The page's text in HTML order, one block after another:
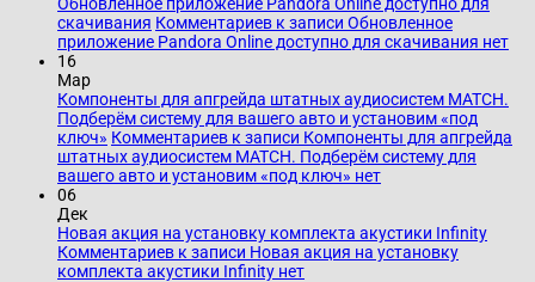
скачивания Комментариев к записи Обновленное
приложение Pandora Online доступно для скачивания нет
16
Мар
Компоненты для апгрейда штатных аудиосистем MATCH.
Подберём систему для вашего авто и установим «под
ключ» Комментариев к записи Компоненты для апгрейда
штатных аудиосистем MATCH. Подберём систему для
вашего авто и установим «под ключ» нет
06
Дек
Новая акция на установку комплекта акустики Infinity
Комментариев к записи Новая акция на установку
комплекта акустики Infinity нет